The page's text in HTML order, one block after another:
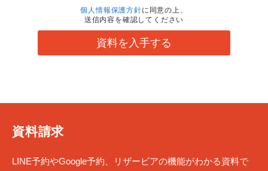
個人情報保護方針に同意の上、
送信内容を確認してください
資料を入手する
資料請求
LINE予約やGoogle予約、リザービアの機能がわかる資料で